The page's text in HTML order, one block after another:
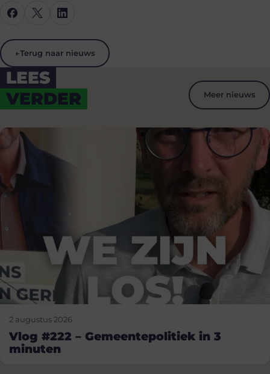
←Terug naar nieuws
LEES
VERDER
Meer nieuws
2 augustus 2026
Vlog #222 – Gemeentepolitiek in 3
minuten